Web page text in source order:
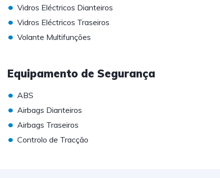
• Vidros Eléctricos Dianteiros
• Vidros Eléctricos Traseiros
• Volante Multifunções
Equipamento de Segurança
• ABS
• Airbags Dianteiros
• Airbags Traseiros
• Controlo de Tracção